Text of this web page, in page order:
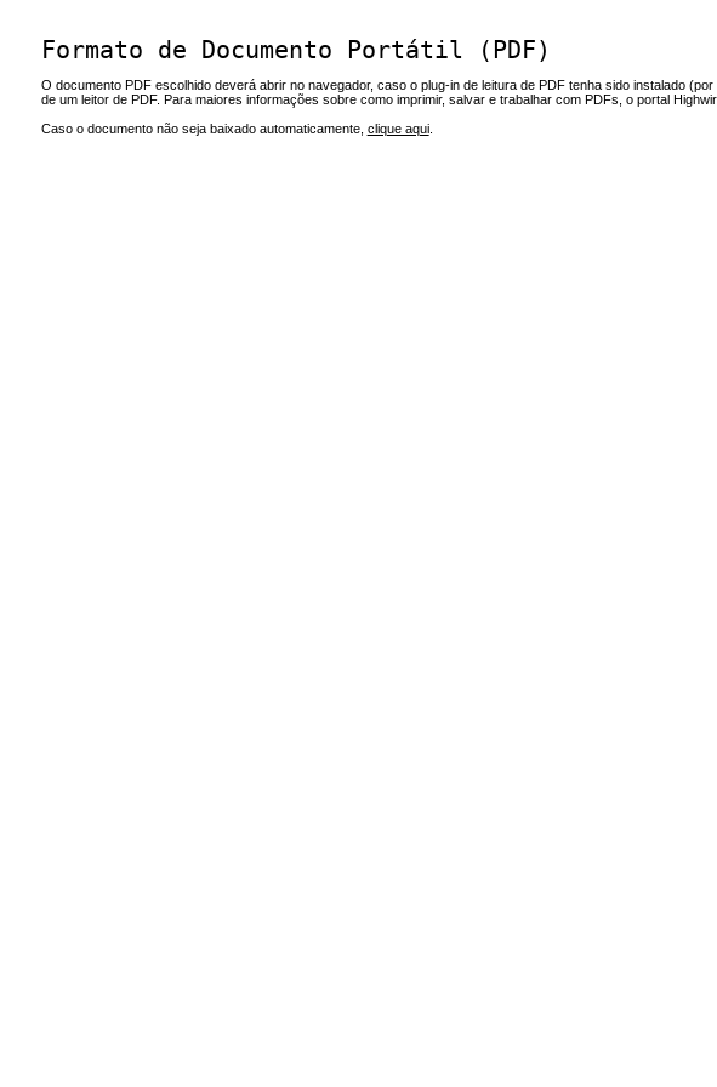
Formato de Documento Portátil (PDF)
O documento PDF escolhido deverá abrir no navegador, caso o plug-in de leitura de PDF tenha sido instalado
de um leitor de PDF. Para maiores informações sobre como imprimir, salvar e trabalhar com PDFs, o portal
Caso o documento não seja baixado automaticamente, clique aqui.